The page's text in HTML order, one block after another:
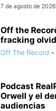
7 de agosto de 2026
Off the
fracking
Off The Record -
Podcast
Orwell y el
audiencias